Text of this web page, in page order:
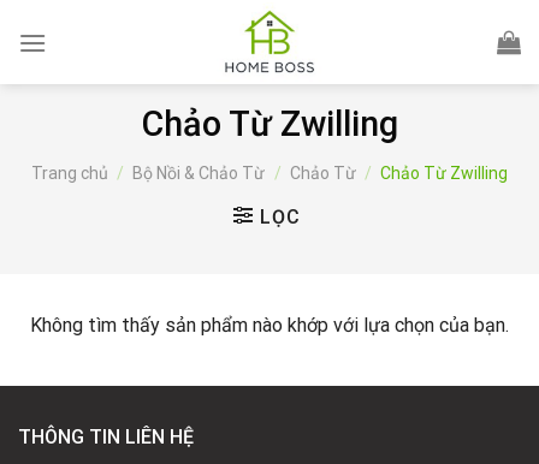
Chảo Từ Zwilling
Trang chủ / Bộ Nồi & Chảo Từ / Chảo Từ / Chảo Từ Zwilling
LỌC
Không tìm thấy sản phẩm nào khớp với lựa chọn của bạn.
THÔNG TIN LIÊN HỆ